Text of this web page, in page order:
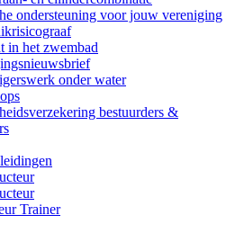
ondersteuning voor jouw vereniging
in het zwembad
onder water
bestuurders &
Trainer